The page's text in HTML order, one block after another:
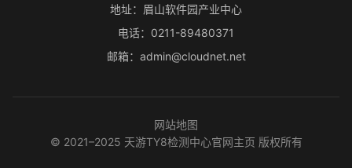
地址：眉山软件园产业中心
电话：0211-89480371
邮箱：admin@cloudnet.net
网站地图
© 2021–2025 天游TY8检测中心官网主页 版权所有